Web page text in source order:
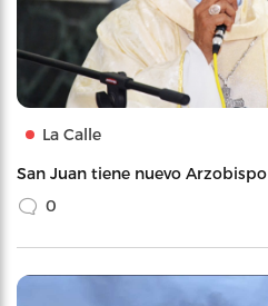
La Calle
San Juan tiene nuevo Arzobispo
0